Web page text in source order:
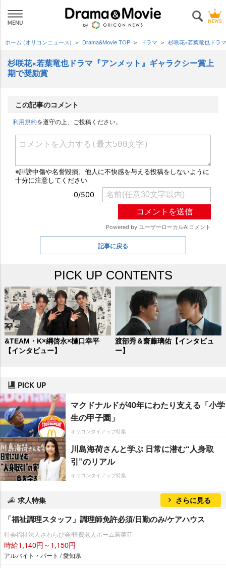
ホーム (オリコンニュース) Drama&Movie TOP ドラマ 杉咲花×若葉竜也ドラ
杉咲花×若葉竜也ドラマ『アンメット』ギャラクシー賞上
期で奨励賞
この記事のコメント
利用規約を遵守の上、ご投稿ください。
記事に戻る
PICK UP CONTENTS
&TEAM・K×綱啓永×樋口幸平
【インタビュー】
渡部秀＆齋藤璃佑【インタビュ
ー】
PICK UP
マクドナルドが40年にわたり支える「小学
生の甲子園」
オリコンタイアップ特集
川島海荷さんと学ぶ 日常に潜む“人身取
引”のリアル
オリコンタイアップ特集
求人特集 さらに見る
「福祉調理スタッフ」調理師免許必須/日勤のみ/ケアハウス
社会福祉法人さわらび会/軽費老人ホーム若菜荘
時給1,140円～1,150円
アルバイト・パート / 愛知県